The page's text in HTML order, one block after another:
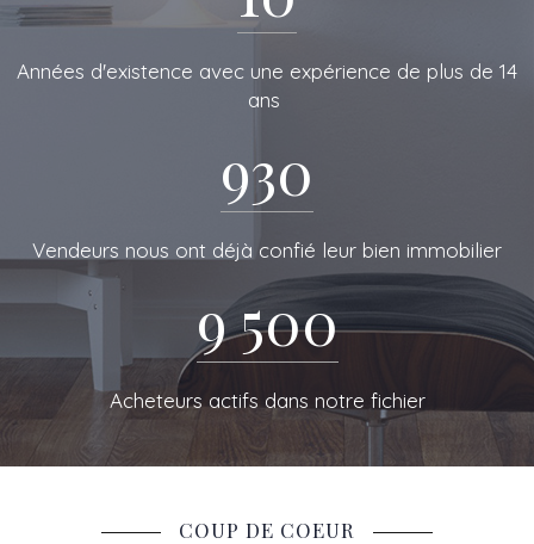
L'IMMOBILIERE
Années d'existence avec une expérience de plus de 14
ans
930
Vendeurs nous ont déjà confié leur bien immobilier
9 500
Acheteurs actifs dans notre fichier
COUP DE COEUR